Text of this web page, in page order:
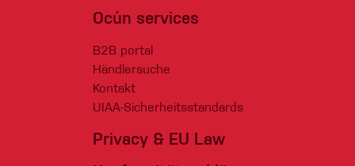
Ocún services
B2B portal
Händlersuche
Kontakt
UIAA-Sicherheitsstandards
Privacy & EU Law